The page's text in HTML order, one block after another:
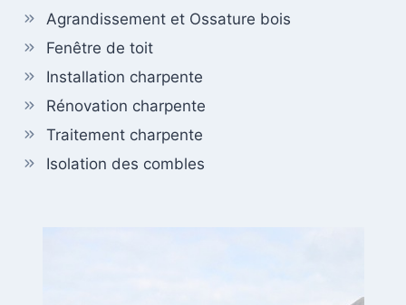
Agrandissement et Ossature bois
Fenêtre de toit
Installation charpente
Rénovation charpente
Traitement charpente
Isolation des combles